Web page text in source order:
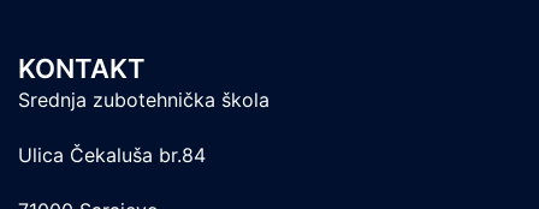
KONTAKT
Srednja zubotehnička škola
Ulica Čekaluša br.84